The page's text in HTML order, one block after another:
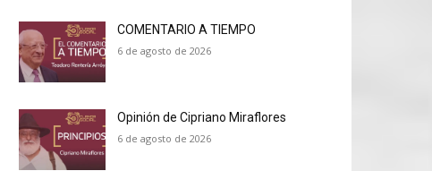
COMENTARIO A TIEMPO
6 de agosto de 2026
Opinión de Cipriano Miraflores
6 de agosto de 2026